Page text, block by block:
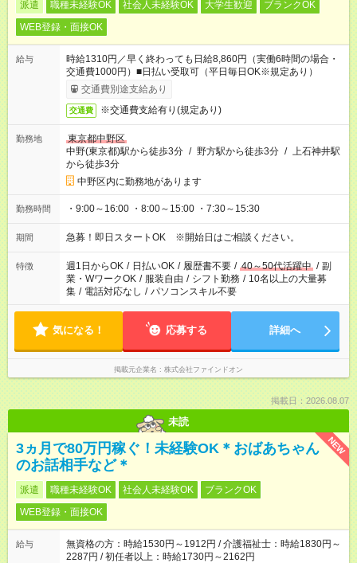
派遣 職種未経験OK 社会人未経験OK 大学生歓迎
ブランクOK
WEB登録・面接OK
給与
時給1310円／早く終わっても日給8,860円（実働6時間の場合・
交通費1000円）■日払い受取可（平日毎日OK※規定あり）
交通費別途支給あり
交通費 ※交通費支給有り(規定あり)
勤務地
東京都中野区
中野(東京都)駅から徒歩3分 / 野方駅から徒歩3分 / 上石神井駅
から徒歩3分
中野区内に勤務地があります
勤務時間 ・9:00～16:00 ・8:00～15:00 ・7:30～15:30
期間 急募！即日スタートOK ※開始日はご相談ください。
特徴 週1日からOK / 日払いOK / 履歴書不要 / 40～50代活躍中 / 副
業・WワークOK / 服装自由 / シフト勤務 / 10名以上の大量募
集 / 電話対応なし / パソコンスキル不要
気になる！ 応募する 詳細へ
掲載元企業名 株式会社ファインドオン
掲載日：2026.08.07
未読
NEW
3ヵ月で80万円稼ぐ！未経験OK＊おばあちゃん
のお話相手など＊
派遣 職種未経験OK 社会人未経験OK
ブランクOK
WEB登録・面接OK
給与
無資格の方：時給1530円～1912円 / 介護福祉士：時給1830円～
2287円 / 初任者以上：時給1730円～2162円